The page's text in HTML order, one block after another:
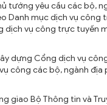
tướng yêu cầu các bộ,
Danh mục dịch vụ
vụ công trực tuyến
dựng Cổng dịch vụ
công các bộ, ngành
giao Bộ Thông tin và